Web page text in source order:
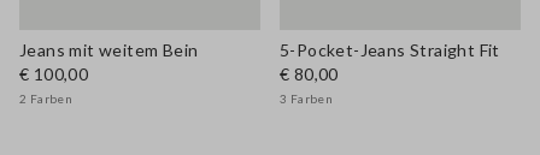
Jeans mit weitem Bein
€ 100,00
2 Farben
5-Pocket-Jeans Straight Fit
€ 80,00
3 Farben